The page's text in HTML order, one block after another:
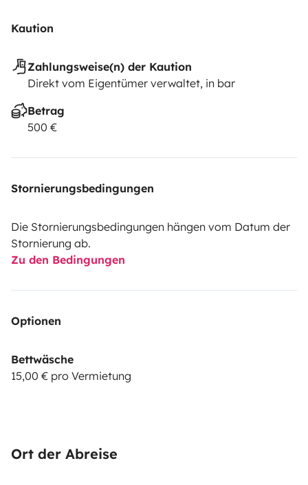
Kaution
Zahlungsweise(n) der Kaution
Direkt vom Eigentümer verwaltet, in bar
Betrag
500 €
Stornierungsbedingungen
Die Stornierungsbedingungen hängen vom Datum der
Stornierung ab.
Zu den Bedingungen
Optionen
Bettwäsche
15,00 € pro Vermietung
Ort der Abreise